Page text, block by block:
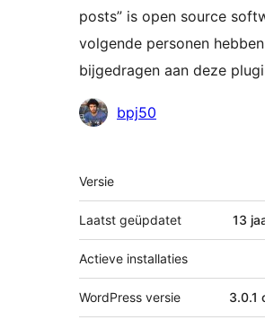
posts” is open source
volgende personen hebben
bijgedragen aan deze
Bijdragers
bpj50
Meta
Versie
Laatst geüpdatet 13
Actieve installaties
WordPress versie 3.0.1